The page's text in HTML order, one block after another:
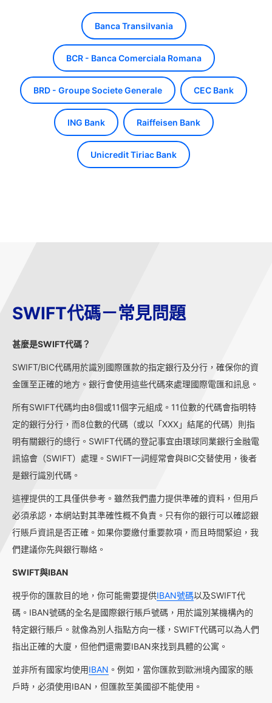
Banca Transilvania
BCR - Banca Comerciala Romana
BRD - Groupe Societe Generale CEC Bank
ING Bank Raiffeisen Bank
Unicredit Tiriac Bank
SWIFT代碼－常見問題
甚麼是SWIFT代碼？
SWIFT/BIC代碼用於識別國際匯款的指定銀行及分行，確保你的資
金匯至正確的地方。銀行會使用這些代碼來處理國際電匯和訊息。
所有SWIFT代碼均由8個或11個字元組成。11位數的代碼會指明特
定的銀行分行，而8位數的代碼（或以「XXX」結尾的代碼）則指
明有關銀行的總行。SWIFT代碼的登記事宜由環球同業銀行金融電
訊協會（SWIFT）處理。SWIFT一詞經常會與BIC交替使用，後者
是銀行識別代碼。
這裡提供的工具僅供參考。雖然我們盡力提供準確的資料，但用戶
必須承認，本網站對其準確性概不負責。只有你的銀行可以確認銀
行賬戶資訊是否正確。如果你要繳付重要款項，而且時間緊迫，我
們建議你先與銀行聯絡。
SWIFT與IBAN
視乎你的匯款目的地，你可能需要提供IBAN號碼以及SWIFT代
碼。IBAN號碼的全名是國際銀行賬戶號碼，用於識別某機構內的
特定銀行賬戶。就像為別人指點方向一樣，SWIFT代碼可以為人們
指出正確的大廈，但他們還需要IBAN來找到具體的公寓。
並非所有國家均使用IBAN 。例如，當你匯款到歐洲境內國家的賬
戶時，必須使用IBAN，但匯款至美國卻不能使用。